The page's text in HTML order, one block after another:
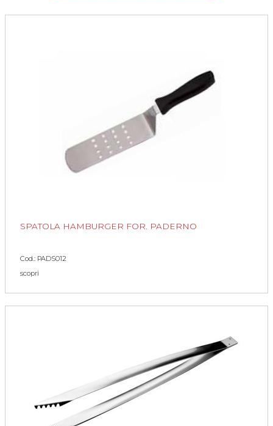
SPATOLA HAMBURGER FOR. PADERNO
Cod.: PADS012
scopri